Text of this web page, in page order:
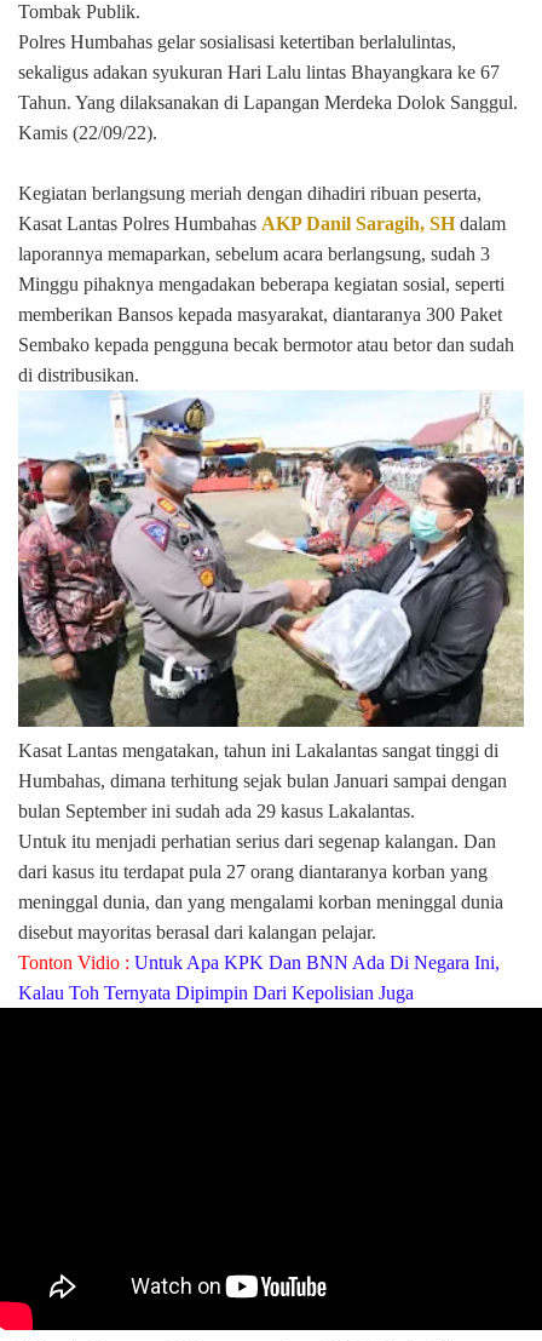
Tombak Publik.
Polres Humbahas gelar sosialisasi ketertiban berlalulintas,
sekaligus adakan syukuran Hari Lalu lintas Bhayangkara ke 67
Tahun. Yang dilaksanakan di Lapangan Merdeka Dolok Sanggul.
Kamis (22/09/22).
Kegiatan berlangsung meriah dengan dihadiri ribuan peserta,
Kasat Lantas Polres Humbahas AKP Danil Saragih, SHdalam
laporannya memaparkan, sebelum acara berlangsung, sudah 3
Minggu pihaknya mengadakan beberapa kegiatan sosial, seperti
memberikan Bansos kepada masyarakat, diantaranya 300 Paket
Sembako kepada pengguna becak bermotor atau betor dan sudah
di distribusikan.
Kasat Lantas mengatakan, tahun ini Lakalantas sangat tinggi di
Humbahas, dimana terhitung sejak bulan Januari sampai dengan
bulan September ini sudah ada 29 kasus Lakalantas.
Untuk itu menjadi perhatian serius dari segenap kalangan. Dan
dari kasus itu terdapat pula 27 orang diantaranya korban yang
meninggal dunia, dan yang mengalami korban meninggal dunia
disebut mayoritas berasal dari kalangan pelajar.
Tonton Vidio : Untuk Apa KPK Dan BNN Ada Di Negara Ini,
Kalau Toh Ternyata Dipimpin Dari Kepolisian Juga